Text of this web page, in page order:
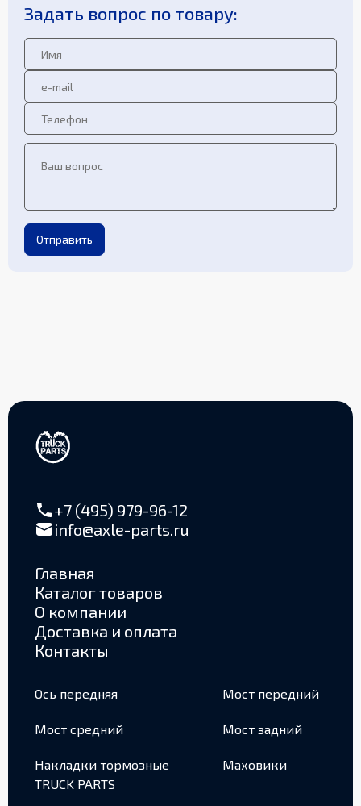
Задать вопрос по товару:
Отправить
+7 (495) 979-96-12
info@axle-parts.ru
Главная
Каталог товаров
О компании
Доставка и оплата
Контакты
Ось передняя Мост передний
Мост средний Мост задний
Накладки тормозные
TRUCK PARTS
Маховики